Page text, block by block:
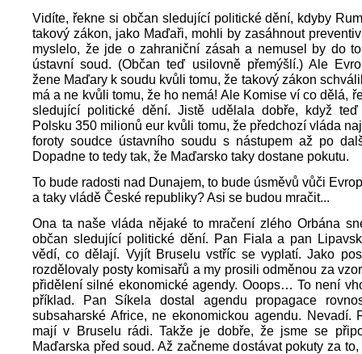
Vidíte, řekne si občan sledující politické dění, kdyby
takový zákon, jako Maďaři, mohli by zasáhnout
myslelo, že jde o zahraniční zásah a nemusel by do
ústavní soud. (Občan teď usilovně přemýšlí.) Ale
žene Maďary k soudu kvůli tomu, že takový zákon
má a ne kvůli tomu, že ho nemá! Ale Komise ví co dělá,
sledující politické dění. Jistě udělala dobře, když
Polsku 350 milionů eur kvůli tomu, že předchozí vláda
foroty soudce ústavního soudu s nástupem až po
Dopadne to tedy tak, že Maďarsko taky dostane pokutu.
To bude radosti nad Dunajem, to bude úsměvů vůči
a taky vládě České republiky? Asi se budou mračit...
Ona ta naše vláda nějaké to mračení zlého Orbána
občan sledující politické dění. Pan Fiala a pan
vědí, co dělají. Vyjít Bruselu vstříc se vyplatí. Jako
rozdělovaly posty komisařů a my prosili odměnou za
přidělení silné ekonomické agendy. Ooops… To není
příklad. Pan Síkela dostal agendu propagace
subsaharské Africe, ne ekonomickou agendu. Nevadí.
mají v Bruselu rádi. Takže je dobře, že jsme se
Maďarska před soud. Až začneme dostávat pokuty za